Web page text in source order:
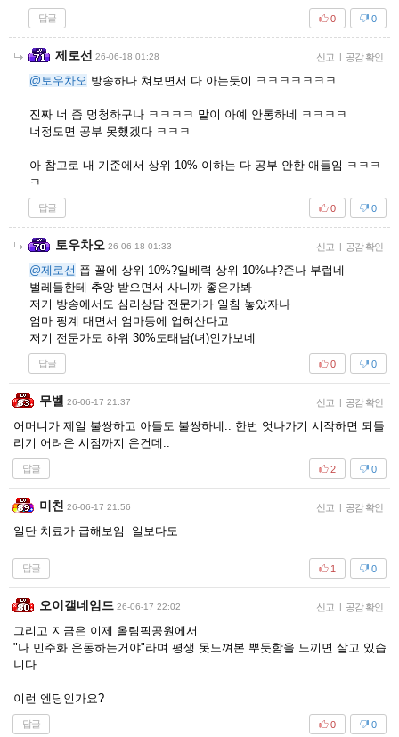
답글 0
0
제로선 26-06-18 01:28 신고 | 공감 확인
@토우차오 방송하나 쳐보면서 다 아는듯이 ㅋㅋㅋㅋㅋㅋㅋ
진짜 너 좀 멍청하구나 ㅋㅋㅋㅋ 말이 아예 안통하네 ㅋㅋㅋㅋ
너정도면 공부 못했겠다 ㅋㅋㅋ
아 참고로 내 기준에서 상위 10% 이하는 다 공부 안한 애들임 ㅋㅋㅋ
ㅋ
답글 0
0
토우차오 26-06-18 01:33 신고 | 공감 확인
@제로선 풉 꼴에 상위 10%?일베력 상위 10%냐?존나 부럽네
벌레들한테 추앙 받으면서 사니까 좋은가봐
저기 방송에서도 심리상담 전문가가 일침 놓았자나
엄마 핑계 대면서 엄마등에 업혀산다고
저기 전문가도 하위 30%도태남(녀)인가보네
답글 0
0
무벨 26-06-17 21:37 신고 | 공감 확인
어머니가 제일 불쌍하고 아들도 불쌍하네.. 한번 엇나가기 시작하면 되돌
리기 어려운 시점까지 온건데..
답글 0
2
미친 26-06-17 21:56 신고 | 공감 확인
일단 치료가 급해보임 일보다도
답글 0
1
오이갤네임드 26-06-17 22:02 신고 | 공감 확인
그리고 지금은 이제 올림픽공원에서
"나 민주화 운동하는거야"라며 평생 못느껴본 뿌듯함을 느끼면 살고 있습
니다
이런 엔딩인가요?
답글 0
0